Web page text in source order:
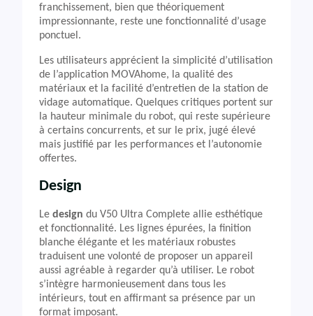
franchissement, bien que théoriquement
impressionnante, reste une fonctionnalité d’usage
ponctuel.
Les utilisateurs apprécient la simplicité d’utilisation
de l’application MOVAhome, la qualité des
matériaux et la facilité d’entretien de la station de
vidage automatique. Quelques critiques portent sur
la hauteur minimale du robot, qui reste supérieure
à certains concurrents, et sur le prix, jugé élevé
mais justifié par les performances et l’autonomie
offertes.
Design
Le design du V50 Ultra Complete allie esthétique
et fonctionnalité. Les lignes épurées, la finition
blanche élégante et les matériaux robustes
traduisent une volonté de proposer un appareil
aussi agréable à regarder qu’à utiliser. Le robot
s’intègre harmonieusement dans tous les
intérieurs, tout en affirmant sa présence par un
format imposant.